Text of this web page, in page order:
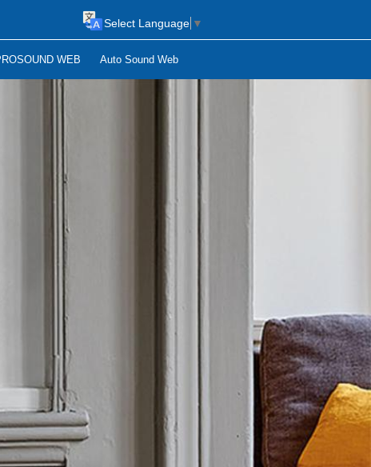
WEB Auto Sound Web
Select Language ▼